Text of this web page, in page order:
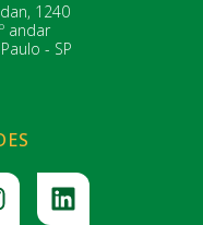
1240
andar
- SP